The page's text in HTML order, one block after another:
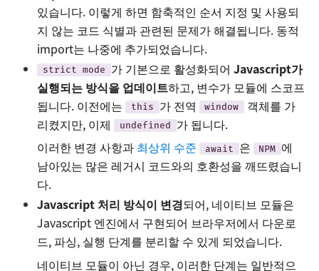
있습니다. 이렇게 하면 함축적인 순서 지정 및 사용되
지 않는 코드 식별과 관련된 문제가 해결됩니다. 동적
import는 나중에 추가되었습니다.
strict mode 가 기본으로 활성화되어 Javascript가
실행되는 방식을 업데이트하고, 변수가 모듈에 스코프
됩니다. 이전에는
this 가 전역 window
객체를 가
리켰지만, 이제
undefined 가 됩니다.
이러한 변경 사항과 최상위 수준 await 은 NPM 에
남아있는 많은 레거시 코드와의 호환성을 깨뜨렸습니
다.
Javascript 처리 방식이 변경되어, 네이티브 모듈은
Javascript 엔진에서 구현되어 브라우저에서 다운로
드, 파싱, 실행 단계를 분리할 수 있게 되었습니다.
네이티브 모듈이 아닌 경우, 이러한 단계는 일반적으